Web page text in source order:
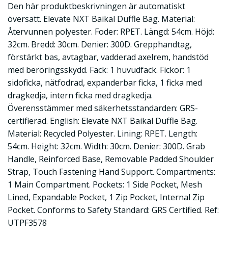
Den här produktbeskrivningen är automatiskt
översatt. Elevate NXT Baikal Duffle Bag. Material:
Återvunnen polyester. Foder: RPET. Längd: 54cm. Höjd:
32cm. Bredd: 30cm. Denier: 300D. Grepphandtag,
förstärkt bas, avtagbar, vadderad axelrem, handstöd
med beröringsskydd. Fack: 1 huvudfack. Fickor: 1
sidoficka, nätfodrad, expanderbar ficka, 1 ficka med
dragkedja, intern ficka med dragkedja.
Överensstämmer med säkerhetsstandarden: GRS-
certifierad. English: Elevate NXT Baikal Duffle Bag.
Material: Recycled Polyester. Lining: RPET. Length:
54cm. Height: 32cm. Width: 30cm. Denier: 300D. Grab
Handle, Reinforced Base, Removable Padded Shoulder
Strap, Touch Fastening Hand Support. Compartments:
1 Main Compartment. Pockets: 1 Side Pocket, Mesh
Lined, Expandable Pocket, 1 Zip Pocket, Internal Zip
Pocket. Conforms to Safety Standard: GRS Certified. Ref:
UTPF3578